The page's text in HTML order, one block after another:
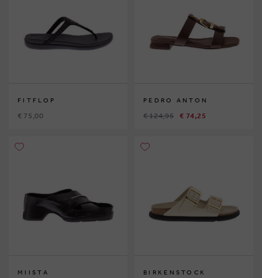
FITFLOP
€ 75,00
PEDRO ANTON
€ 124,95 € 74,25
MIISTA BIRKENSTOCK